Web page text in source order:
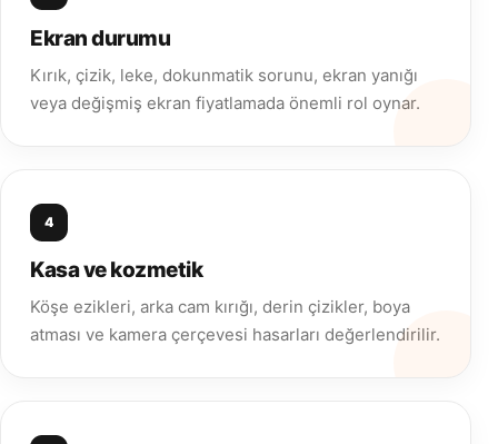
Ekran durumu
Kırık, çizik, leke, dokunmatik sorunu, ekran yanığı
veya değişmiş ekran fiyatlamada önemli rol oynar.
4
Kasa ve kozmetik
Köşe ezikleri, arka cam kırığı, derin çizikler, boya
atması ve kamera çerçevesi hasarları değerlendirilir.